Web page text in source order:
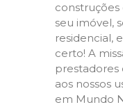
construções
seu imóvel,
residencial,
certo! A
prestadores
aos nossos
em Mundo